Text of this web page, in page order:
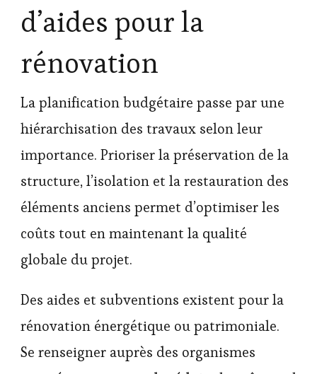
d’aides pour la
rénovation
La planification budgétaire passe par une
hiérarchisation des travaux selon leur
importance. Prioriser la préservation de la
structure, l’isolation et la restauration des
éléments anciens permet d’optimiser les
coûts tout en maintenant la qualité
globale du projet.
Des aides et subventions existent pour la
rénovation énergétique ou patrimoniale.
Se renseigner auprès des organismes